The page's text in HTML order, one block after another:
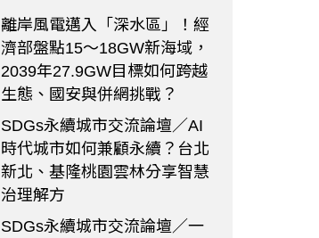
離岸風電邁入「深水區」！經
濟部盤點15～18GW新海域，
2039年27.9GW目標如何跨越
生態、國安與併網挑戰？
SDGs永續城市交流論壇／AI
時代城市如何兼顧永續？台北
新北、基隆桃園雲林分享智慧
治理解方
SDGs永續城市交流論壇／一